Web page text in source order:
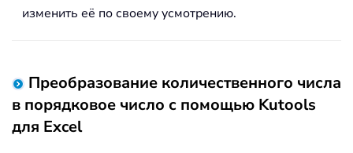
изменить её по своему усмотрению.
Преобразование количественного числа
в порядковое число с помощью Kutools
для Excel